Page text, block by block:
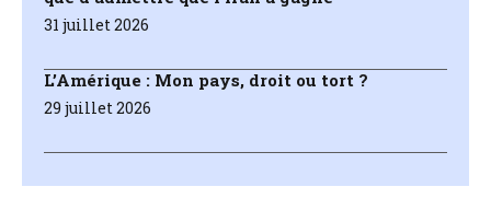
31 juillet 2026
L’Amérique : Mon pays, droit ou tort ?
29 juillet 2026